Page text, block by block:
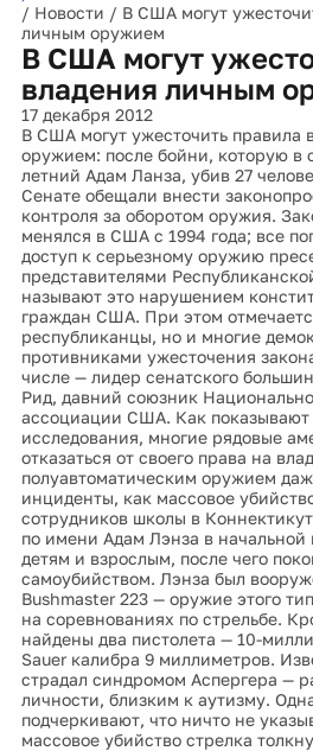
/ Новости / В США могут
личным оружием
В США могут
владения личным
17 декабря 2012
В США могут ужесточить правила
оружием: после бойни, которую в
летний Адам Ланза, убив 27
Сенате обещали внести
контроля за оборотом оружия.
менялся в США с 1994 года; все
доступ к серьезному оружию
представителями
называют это нарушением
граждан США. При этом
республиканцы, но и многие
противниками ужесточения
числе — лидер сенатского
Рид, давний союзник
ассоциации США. Как показывают
исследования, многие рядовые
отказаться от своего права на
полуавтоматическим оружием
инциденты, как массовое
сотрудников школы в
по имени Адам Лэнза в начальной
детям и взрослым, после чего
самоубийством. Лэнза был
Bushmaster 223 — оружие этого
на соревнованиях по стрельбе.
найдены два пистолета — 10-
Sauer калибра 9 миллиметров.
страдал синдромом Аспергера —
личности, близким к аутизму.
подчеркивают, что ничто не
массовое убийство стрелка